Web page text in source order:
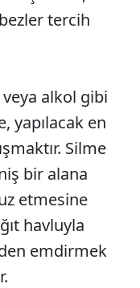
tercih
alkol gibi
yapılacak en
Silme
bir alana
etmesine
havluyla
emdirmek